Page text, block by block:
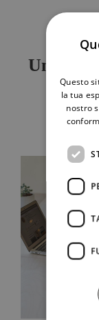
Un team
Questo
la tua
nostro